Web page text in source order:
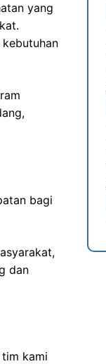
yang
bagi
dan
kami